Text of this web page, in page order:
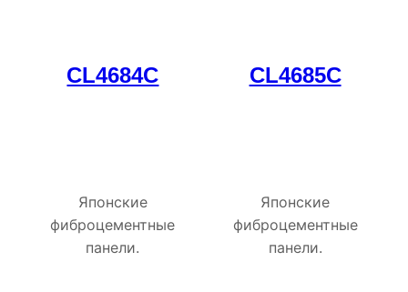
CL4684C
Японские
фиброцементные
панели.
CL4685C
Японские
фиброцементные
панели.